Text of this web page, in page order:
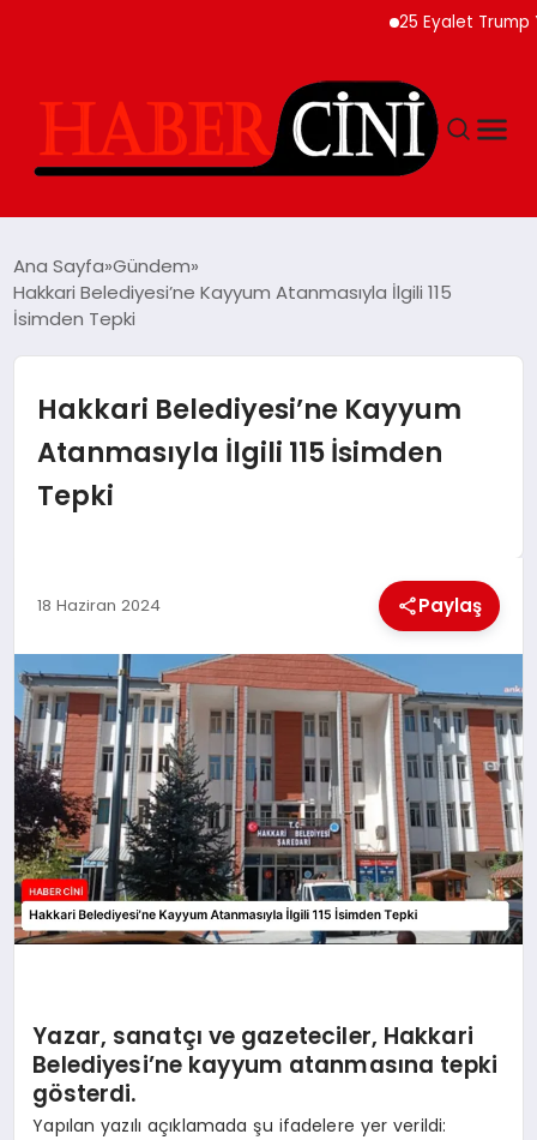
25 Eyalet Trump
YAŞAM
GÜNCEL
TEKNOLOJI
GENEL
EKONOMI
YEREL HABERLER
GÜNDEM
Ana Sayfa Gündem
Hakkari Belediyesi’ne Kayyum Atanmasıyla İlgili 115
İsimden Tepki
Hakkari Belediyesi’ne Kayyum
Atanmasıyla İlgili 115 İsimden
Tepki
18 Haziran 2024 Paylaş
Yazar, sanatçı ve gazeteciler, Hakkari
Belediyesi’ne kayyum atanmasına tepki
gösterdi.
Yapılan yazılı açıklamada şu ifadelere yer verildi: